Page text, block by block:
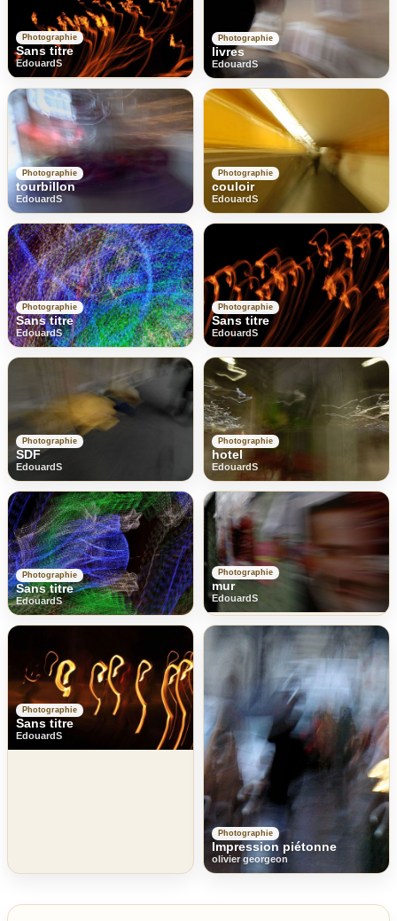
Photographie
Sans titre
EdouardS
Photographie
livres
EdouardS
Photographie
tourbillon
EdouardS
Photographie
couloir
EdouardS
Photographie
Sans titre
EdouardS
Photographie
Sans titre
EdouardS
Photographie
SDF
EdouardS
Photographie
hotel
EdouardS
Photographie
Sans titre
EdouardS
Photographie
mur
EdouardS
Photographie
Sans titre
EdouardS
Photographie
Impression piétonne
olivier georgeon